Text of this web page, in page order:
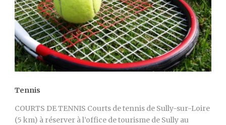
Tennis
COURTS DE TENNIS Courts de tennis de Sully-sur-Loire
(5 km) à réserver à l’office de tourisme de Sully au